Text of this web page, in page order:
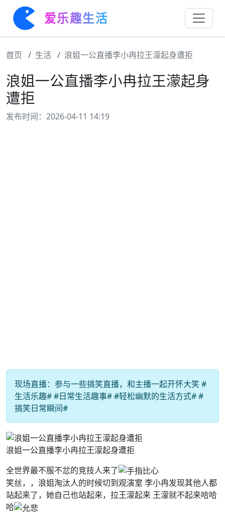
爱乐趣生活
首页 生活 浪姐一公直播李小冉拉王濛起身遭拒
浪姐一公直播李小冉拉王濛起身
遭拒
发布时间：2026-04-11 14:19
现场直播：参与一些搞笑直播，和主播一起开怀大笑 #
生活乐趣# #日常生活趣事# #轻松幽默的生活方式# #
搞笑日常瞬间#
浪姐一公直播李小冉拉王濛起身遭拒
全世界最不服不忿的竞技人来了
笑丝，，浪姐淘汰人的时候切到观演室 李小冉发现其他人都
站起来了，她自己也站起来，拉王濛起来 王濛就不起来哈哈
哈